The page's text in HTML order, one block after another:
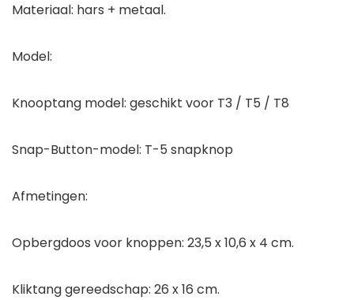
Materiaal: hars + metaal.
Model:
Knooptang model: geschikt voor T3 / T5 / T8
Snap-Button-model: T-5 snapknop
Afmetingen:
Opbergdoos voor knoppen: 23,5 x 10,6 x 4 cm.
Kliktang gereedschap: 26 x 16 cm.